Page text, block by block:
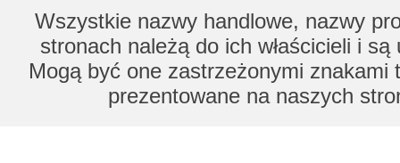
Wszystkie nazwy handlowe, nazwy
stronach należą do ich właścicieli i
Mogą być one zastrzeżonymi znakami
prezentowane na naszych